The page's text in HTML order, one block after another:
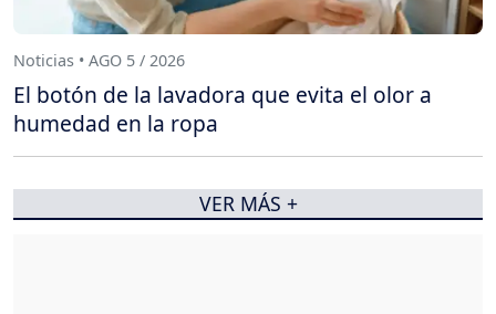
Noticias • AGO 5 / 2026
El botón de la lavadora que evita el olor a
humedad en la ropa
VER MÁS +